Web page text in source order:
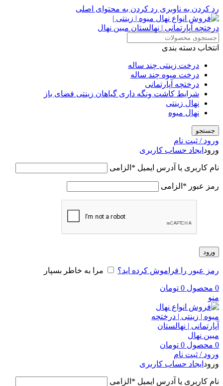
رد کردن به ناوبری رد کردن به محتوای اصلی
انتخاب دسته بندی
درخت زینتی چند ساله
درخت میوه چند ساله
درختچه آپارتمانی
شرایط کاشت ونگه داری گیاهان زینتی فضای باز
نهال زینتی
نهال میوه
جستجو
ورود / ثبت نام
ورود ایجاد حساب کاربری
نام کاربری یا آدرس ایمیل * الزامی
رمز عبور * الزامی
ورود
رمز عبور را فراموش کرده اید؟ مرا به خاطر بسپار
0 محصول 0 تومان
منو
0 محصول 0 تومان
ورود / ثبت نام
ورود ایجاد حساب کاربری
نام کاربری یا آدرس ایمیل * الزامی